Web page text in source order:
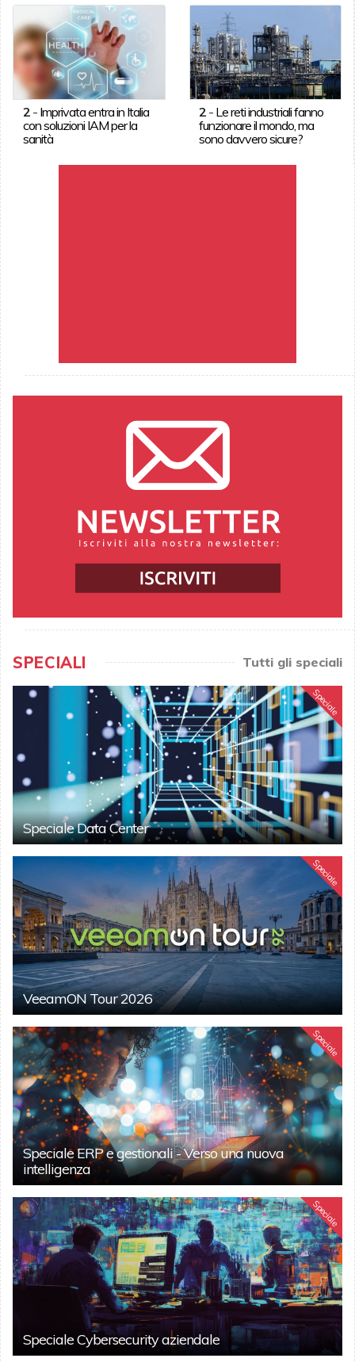
2- Imprivata entra in Italia
con soluzioni IAM per la
sanità
2 - Le reti industriali fanno
funzionare il mondo, ma
sono davvero sicure?
SPECIALI Tutti gli speciali
Speciale
Speciale Data Center
Speciale
VeeamON Tour 2026
Speciale
Speciale ERP e gestionali - Verso una nuova
intelligenza
Speciale
Speciale Cybersecurity aziendale